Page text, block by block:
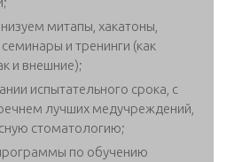
митапы, хакатоны,
и тренинги (как
и внешние);
испытательного срока, с
лучших медучреждений,
стоматологию;
по обучению